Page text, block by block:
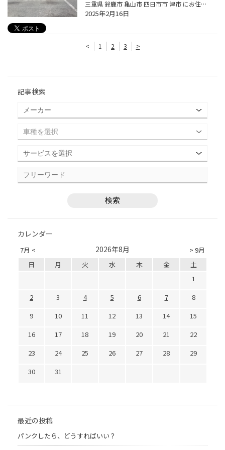
三重県 鈴鹿市 亀山市 四日市市 津市 にお住まいの皆様 並びに当ブログをご覧のお客様 こんにちは！ 中央道路沿いにあります 【タイヤ館スズカ】です！ 本日は 【 トヨタ タンク 】 【 REGNO GR-XIII タイヤ交換 】 【 アライメント調整 】 作業のご紹介です！ タイヤの交換時期が来たのでご来店さ...
2025年2月16日
< 1 2 3 >
記事検索
カレンダー
7月 < > 9月
2026年8月
日 月 火 水 木 金
土
1
2
3 4 5 6 7
8
9
10 11 12 13 14
15
16
17 18 19 20 21
22
23
24 25 26 27 28
29
30
31
最近の投稿
パンクしたら、どうすればいい？